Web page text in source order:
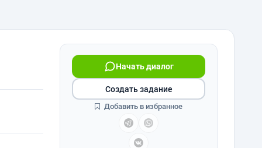
Начать диалог
Создать задание
Добавить в избранное